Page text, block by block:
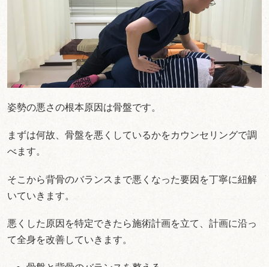
姿勢の悪さの根本原因は骨盤です。
まずは何故、骨盤を悪くしているかをカウンセリングで調
べます。
そこから背骨のバランスまで悪くなった要因を丁寧に紐解
いていきます。
悪くした原因を特定できたら施術計画を立て、計画に沿っ
て全身を改善していきます。